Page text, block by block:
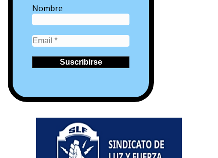
Nombre